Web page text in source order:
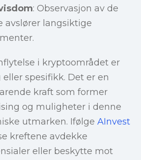
: Observasjon av de
avslører langsiktige
i kryptoområdet er
spesifikk. Det er en
kraft som former
og muligheter i denne
utmarken. Ifølge AInvest
kreftene avdekke
eller beskytte mot